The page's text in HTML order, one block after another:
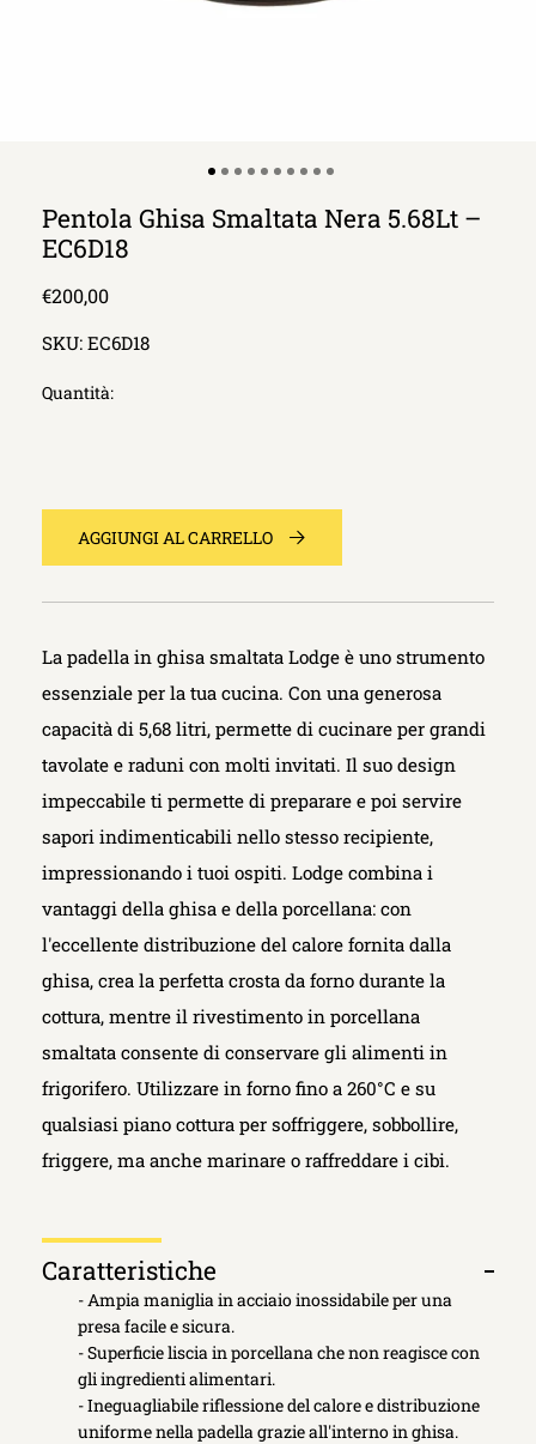
Pentola Ghisa Smaltata Nera 5.68Lt –
EC6D18
Prezzo
listino
€200,00
SKU: EC6D18
Quantità:
AGGIUNGI AL CARRELLO
La padella in ghisa smaltata Lodge è uno strumento
essenziale per la tua cucina. Con una generosa
capacità di 5,68 litri, permette di cucinare per grandi
tavolate e raduni con molti invitati. Il suo design
impeccabile ti permette di preparare e poi servire
sapori indimenticabili nello stesso recipiente,
impressionando i tuoi ospiti. Lodge combina i
vantaggi della ghisa e della porcellana: con
l'eccellente distribuzione del calore fornita dalla
ghisa, crea la perfetta crosta da forno durante la
cottura, mentre il rivestimento in porcellana
smaltata consente di conservare gli alimenti in
frigorifero. Utilizzare in forno fino a 260°C e su
qualsiasi piano cottura per soffriggere, sobbollire,
friggere, ma anche marinare o raffreddare i cibi.
Caratteristiche
Apri
- Ampia maniglia in acciaio inossidabile per una
presa facile e sicura.
- Superficie liscia in porcellana che non reagisce con
gli ingredienti alimentari.
- Ineguagliabile riflessione del calore e distribuzione
uniforme nella padella grazie all'interno in ghisa.